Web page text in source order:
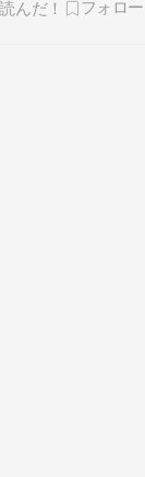
ったので、すっか
日、勝って欲しい